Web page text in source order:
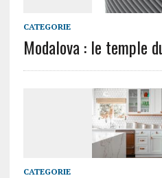
CATEGORIE
Modalova : le temple
CATEGORIE